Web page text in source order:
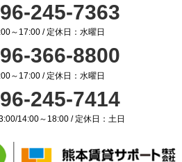
245-7363
～17:00 / 定休日：水曜日
366-8800
～17:00 / 定休日：水曜日
245-7414
14:00～18:00 / 定休日：土日